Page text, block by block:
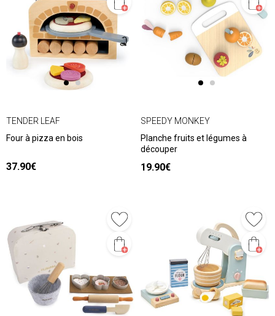
TENDER LEAF
Four à pizza en bois
37.90€
SPEEDY MONKEY
Planche fruits et légumes à
découper
19.90€